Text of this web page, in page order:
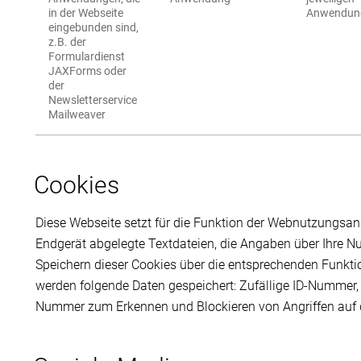
in der Webseite
eingebunden sind,
z.B. der
Formulardienst
JAXForms oder
der
Newsletterservice
Mailweaver
Cookies
Diese Webseite setzt für die Funktion der
Endgerät abgelegte Textdateien, die Angaben über Ihre
Speichern dieser Cookies über die entsprechenden
werden folgende Daten gespeichert: Zufällige ID-
Nummer zum Erkennen und Blockieren von Angriffen auf